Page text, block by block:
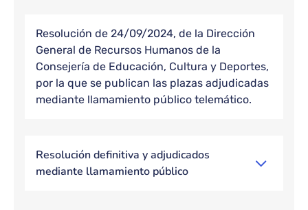
Resolución de 24/09/2024, de la Dirección
General de Recursos Humanos de la
Consejería de Educación, Cultura y Deportes,
por la que se publican las plazas adjudicadas
mediante llamamiento público telemático.
Resolución definitiva y adjudicados
mediante llamamiento público